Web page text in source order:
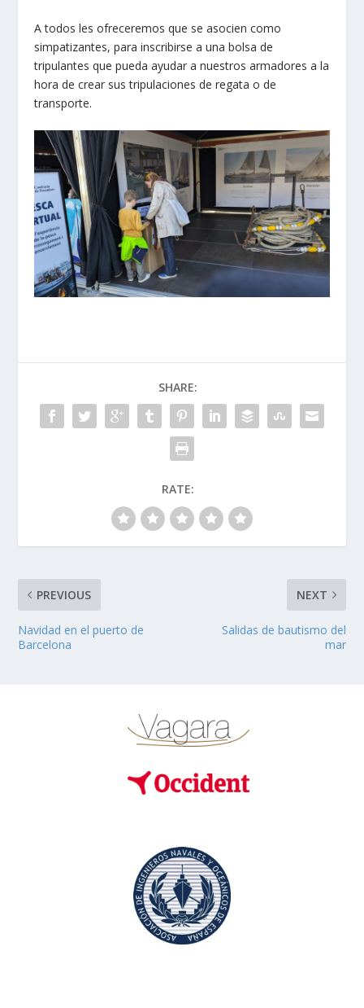
A todos les ofreceremos que se asocien como
simpatizantes, para inscribirse a una bolsa de
tripulantes que pueda ayudar a nuestros armadores a la
hora de crear sus tripulaciones de regata o de
transporte.
SHARE:
RATE:
PREVIOUS
Navidad en el puerto de
Barcelona
NEXT
Salidas de bautismo del
mar